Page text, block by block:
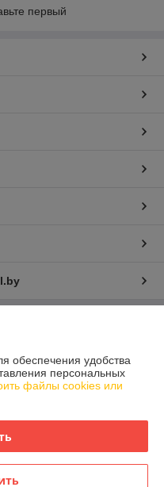
первый
1ый этаж
юстиции Горисполкома
обеспечения удобства
персональных
файлы cookies или